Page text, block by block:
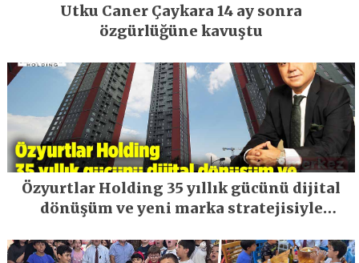
Utku Caner Çaykara 14 ay sonra
özgürlüğüne kavuştu
Özyurtlar Holding 35 yıllık gücünü dijital
dönüşüm ve yeni marka stratejisiyle